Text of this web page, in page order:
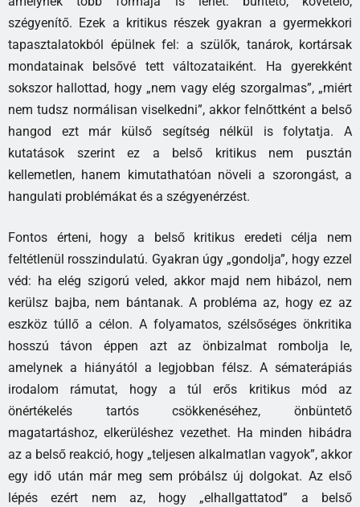
szégyenítő. Ezek a kritikus részek gyakran a gyermekkori
tapasztalatokból épülnek fel: a szülők, tanárok, kortársak
mondatainak belsővé tett változataiként. Ha gyerekként
sokszor hallottad, hogy „nem vagy elég szorgalmas”, „miért
nem tudsz normálisan viselkedni”, akkor felnőttként a belső
hangod ezt már külső segítség nélkül is folytatja. A
kutatások szerint ez a belső kritikus nem pusztán
kellemetlen, hanem kimutathatóan növeli a szorongást, a
hangulati problémákat és a szégyenérzést.
Fontos érteni, hogy a belső kritikus eredeti célja nem
feltétlenül rosszindulatú. Gyakran úgy „gondolja”, hogy ezzel
véd: ha elég szigorú veled, akkor majd nem hibázol, nem
kerülsz bajba, nem bántanak. A probléma az, hogy ez az
eszköz túllő a célon. A folyamatos, szélsőséges önkritika
hosszú távon éppen azt az önbizalmat rombolja le,
amelynek a hiányától a legjobban félsz. A sématerápiás
irodalom rámutat, hogy a túl erős kritikus mód az
önértékelés tartós csökkenéséhez, önbüntető
magatartáshoz, elkerüléshez vezethet. Ha minden hibádra
az a belső reakció, hogy „teljesen alkalmatlan vagyok”, akkor
egy idő után már meg sem próbálsz új dolgokat. Az első
lépés ezért nem az, hogy „elhallgattatod” a belső